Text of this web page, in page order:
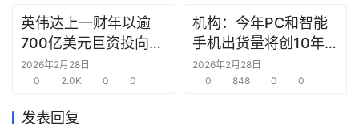
商
机
链
英伟达上一财年以逾
700亿美元巨资投向合
作方，竭力巩固AI芯片
需求
2026年2月28日
0
2.0K 0 0
机构：今年PC和智能
手机出货量将创10年
来新低
2026年2月28日
0
848 0 0
发表回复